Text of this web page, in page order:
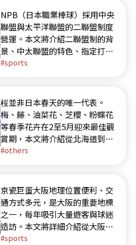
NPB（日本職業棒球）採用中央
聯盟與太平洋聯盟的二聯盟制度
營運。本文將介紹二聯盟制的背
景、中太聯盟的特色、指定打擊
制度的差異、12支球隊以及在海
sports
桜並非日本春天的唯一代表。
梅、藤、油菜花、芝櫻、粉蝶花
等春季花卉在2至5月迎來最佳觀
賞期，本文將介紹從北海道到福
岡的20個代表性賞花景點。請選
美景。
others
京瓷巨蛋大阪地理位置便利、交
通方式多元，是大阪的重要地標
之一，每年吸引大量遊客與球迷
造訪。本文將詳細介紹從大阪梅
田、新大阪、心齋橋等主要車站
sports